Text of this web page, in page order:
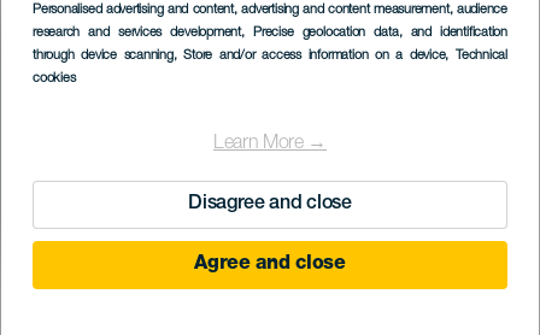
Personalised advertising and content, advertising and content measurement, audience
research and services development, Precise geolocation data, and identification
through device scanning, Store and/or access information on a device, Technical
cookies
Learn More →
Disagree and close
Agree and close
Imagen
Listado